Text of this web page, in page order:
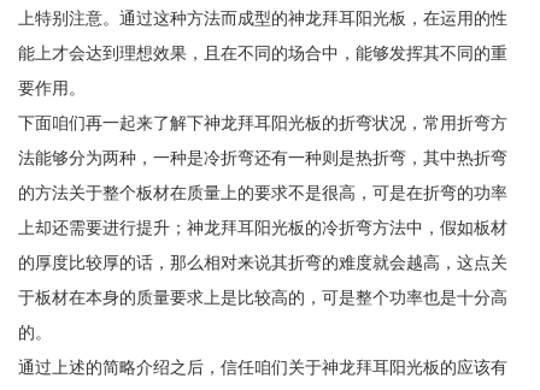
上特别注意。通过这种方法而成型的神龙拜耳阳光板，在运用的性
能上才会达到理想效果，且在不同的场合中，能够发挥其不同的重
要作用。
下面咱们再一起来了解下神龙拜耳阳光板的折弯状况，常用折弯方
法能够分为两种，一种是冷折弯还有一种则是热折弯，其中热折弯
的方法关于整个板材在质量上的要求不是很高，可是在折弯的功率
上却还需要进行提升；神龙拜耳阳光板的冷折弯方法中，假如板材
的厚度比较厚的话，那么相对来说其折弯的难度就会越高，这点关
于板材在本身的质量要求上是比较高的，可是整个功率也是十分高
的。
通过上述的简略介绍之后，信任咱们关于神龙拜耳阳光板的应该有